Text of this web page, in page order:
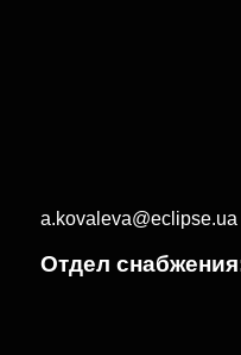
a.kovaleva@eclipse.ua
Отдел